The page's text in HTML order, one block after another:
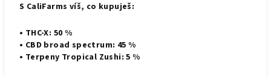
S CaliFarms víš, co kupuješ:
• THC-X: 50 %
• CBD broad spectrum: 45 %
• Terpeny Tropical Zushi: 5 %